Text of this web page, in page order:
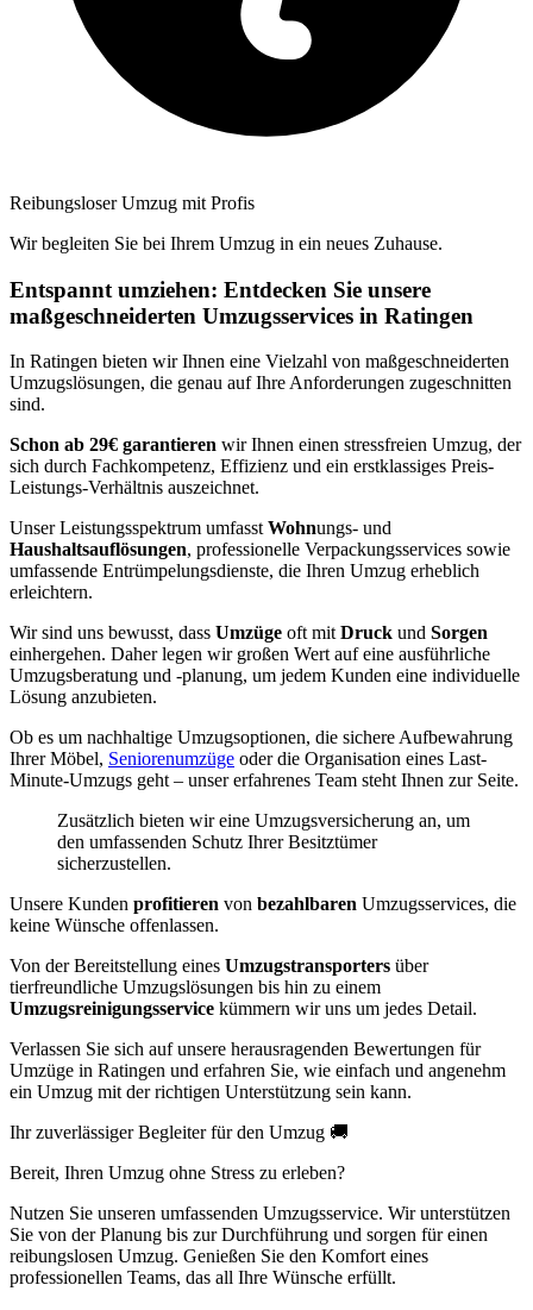
Reibungsloser Umzug mit Profis
Wir begleiten Sie bei Ihrem Umzug in ein neues Zuhause.
Entspannt umziehen: Entdecken Sie unsere
maßgeschneiderten Umzugsservices in Ratingen
In Ratingen bieten wir Ihnen eine Vielzahl von maßgeschneiderten
Umzugslösungen, die genau auf Ihre Anforderungen zugeschnitten
sind.
Schon ab 29€ garantieren wir Ihnen einen stressfreien Umzug, der
sich durch Fachkompetenz, Effizienz und ein erstklassiges Preis-
Leistungs-Verhältnis auszeichnet.
Unser Leistungsspektrum umfasst Wohnungs- und
Haushaltsauflösungen, professionelle Verpackungsservices sowie
umfassende Entrümpelungsdienste, die Ihren Umzug erheblich
erleichtern.
Wir sind uns bewusst, dass Umzüge oft mit Druck und Sorgen
einhergehen. Daher legen wir großen Wert auf eine ausführliche
Umzugsberatung und -planung, um jedem Kunden eine individuelle
Lösung anzubieten.
Ob es um nachhaltige Umzugsoptionen, die sichere Aufbewahrung
Ihrer Möbel, Seniorenumzüge oder die Organisation eines Last-
Minute-Umzugs geht – unser erfahrenes Team steht Ihnen zur Seite.
Zusätzlich bieten wir eine Umzugsversicherung an, um
den umfassenden Schutz Ihrer Besitztümer
sicherzustellen.
Unsere Kunden profitieren von bezahlbaren Umzugsservices, die
keine Wünsche offenlassen.
Von der Bereitstellung eines Umzugstransporters über
tierfreundliche Umzugslösungen bis hin zu einem
Umzugsreinigungsservice kümmern wir uns um jedes Detail.
Verlassen Sie sich auf unsere herausragenden Bewertungen für
Umzüge in Ratingen und erfahren Sie, wie einfach und angenehm
ein Umzug mit der richtigen Unterstützung sein kann.
Ihr zuverlässiger Begleiter für den Umzug 🚚
Bereit, Ihren Umzug ohne Stress zu erleben?
Nutzen Sie unseren umfassenden Umzugsservice. Wir unterstützen
Sie von der Planung bis zur Durchführung und sorgen für einen
reibungslosen Umzug. Genießen Sie den Komfort eines
professionellen Teams, das all Ihre Wünsche erfüllt.